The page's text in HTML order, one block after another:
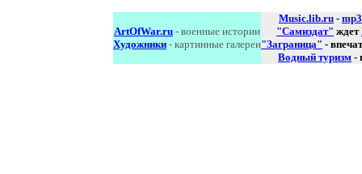
ArtOfWar.ru - военные истории
Художники - картинные галереи
Music.lib.ru - mp3
"Самиздат" ждет
"Заграница" -
Водный туризм -